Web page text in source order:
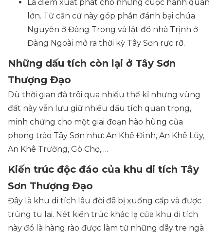
Là điểm xuất phát cho những cuộc hành quân
lớn. Từ căn cứ này góp phần đánh bại chúa
Nguyễn ở Đàng Trong và lật đổ nhà Trịnh ở
Đàng Ngoài mở ra thời kỳ Tây Sơn rực rỡ.
Những dấu tích còn lại ở Tây Sơn
Thượng Đạo
Dù thời gian đã trôi qua nhiều thế kỉ nhưng vùng
đất này vẫn lưu giữ nhiều dấu tích quan trọng,
minh chứng cho một giai đoạn hào hùng của
phong trào Tây Sơn như: An Khê Đình, An Khê Lũy,
An Khê Trường, Gò Chợ,….
Kiến trúc độc đáo của khu di tích Tây
Sơn Thượng Đạo
Đây là khu di tích lâu đời đã bị xuống cấp và được
trùng tu lại. Nét kiến trúc khác lạ của khu di tích
này đó là hàng rào được làm từ những dãy tre ngà